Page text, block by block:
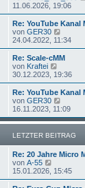
g
e
i
r
g
t
r
B
e
i
r
g
11.06.2026, 19:06
Re: YouTube Kanal
von GER30
e
u
e
t
r
B
e
i
t
a
g
24.04.2022, 11:34
Re: Scale-cMM
von Kraftei
e
u
e
s
t
r
B
e
i
t
a
g
30.12.2023, 19:36
Re: YouTube Kanal
von GER30
e
u
e
s
r
e
i
16.11.2023, 11:09
LETZTER BEITRAG
Re: 20 Jahre Micro
von A-55
e
u
15.01.2026, 15:45